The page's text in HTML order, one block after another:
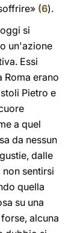
(6).
si
un'azione
Essi
Roma erano
Pietro e
a quel
da nessun
dalle
sentirsi
quella
su una
alcuna